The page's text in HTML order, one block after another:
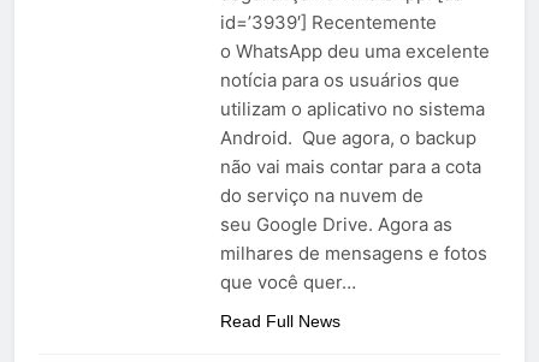
id=’3939′] Recentemente
o WhatsApp deu uma excelente
notícia para os usuários que
utilizam o aplicativo no sistema
Android. Que agora, o backup
não vai mais contar para a cota
do serviço na nuvem de
seu Google Drive. Agora as
milhares de mensagens e fotos
que você quer…
Read Full News